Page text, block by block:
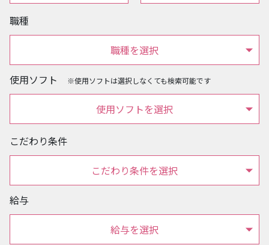
職種
職種を選択
使用ソフト ※使用ソフトは選択しなくても検索可能です
使用ソフトを選択
こだわり条件
こだわり条件を選択
給与
給与を選択